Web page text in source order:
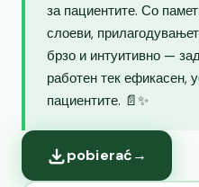
за пациентите. Со
слоеви,
брзо и интуитивно —
работен тек ефикасен,
пациентите. 📄✨
pobierać→